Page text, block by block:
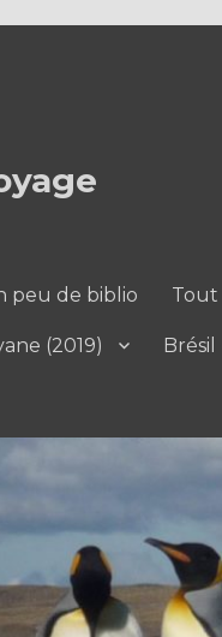
peu de biblio Tout
(2019) Brésil